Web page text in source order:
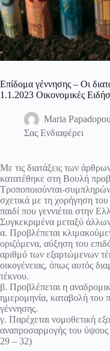
Επίδομα γέννησης – Οι
1.1.2023 Οικονομικές
Maria
Σας Ενδιαφέρει
Με τις διατάξεις των
κατατέθηκε στη Βουλή
Τροποποιούνται-
σχετικά με τη χορήγηση
παιδί που γεννιέται στην
Συγκεκριμένα μεταξύ
α. Προβλέπεται
οριζόμενα, αύξηση του
αριθμό των εξαρτώμενων
οικογένειας, όπως αυτός
τέκνου.
β. Προβλέπεται η
ημερομηνία, καταβολή του
γέννησης.
γ. Παρέχεται νομοθετική
αναπροσαρμογής του
29 – 32)